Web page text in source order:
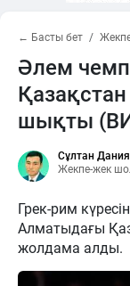
← Басты бет
Әлем
шықты
Сұлтан
Жекпе-жек
Грек-рим
Алматыдағы
жолдама алды.